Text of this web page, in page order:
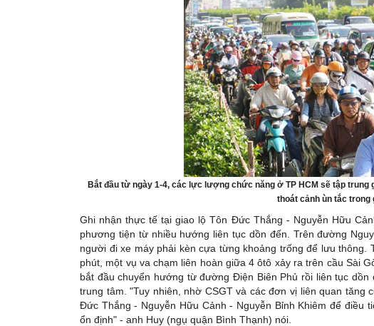
Bắt đầu từ ngày 1-4, các lực lượng chức năng ở TP HCM sẽ tập
thoát cảnh ùn tắc trong
Ghi nhận thực tế tại giao lộ Tôn Đức Thắng - Nguyễn Hữu
phương tiện từ nhiều hướng liên tục dồn đến. Trên đường
người đi xe máy phải kèn cựa từng khoảng trống để lưu
phút, một vụ va chạm liên hoàn giữa 4 ôtô xảy ra trên cầu Sài
bắt đầu chuyển hướng từ đường Điện Biên Phủ rồi liên tục
trung tâm. "Tuy nhiên, nhờ CSGT và các đơn vị liên quan
Đức Thắng - Nguyễn Hữu Cảnh - Nguyễn Bỉnh Khiêm để điều
ổn định" - anh Huy (ngụ quận Bình Thạnh) nói.